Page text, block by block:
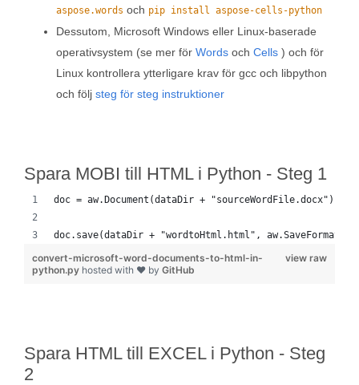
aspose.words och pip install aspose-cells-python
Dessutom, Microsoft Windows eller Linux-baserade
operativsystem (se mer för Words och Cells ) och för
Linux kontrollera ytterligare krav för gcc och libpython
och följ steg för steg instruktioner
Spara MOBI till HTML i Python - Steg 1
doc = aw.Document(dataDir + "sourceWordFile.docx")
doc.save(dataDir + "wordtoHtml.html",
view raw
convert-microsoft-word-documents-to-html-in-
python.py hosted with ❤ by GitHub
Spara HTML till EXCEL i Python - Steg
2